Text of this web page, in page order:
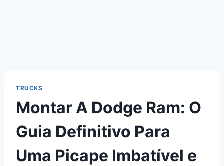
TRUCKS
Montar A Dodge Ram: O
Guia Definitivo Para
Uma Picape Imbatível e